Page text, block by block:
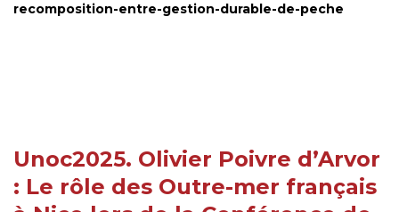
recomposition-entre-gestion-durable-de-peche
Unoc2025. Olivier Poivre d’Arvor
: Le rôle des Outre-mer français